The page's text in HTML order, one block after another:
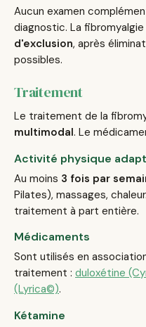
Aucun examen
diagnostic. La
d'exclusion, après
possibles.
Traitement
Le traitement de la
multimodal. Le
Activité physique
Au moins 3 fois par
Pilates), massages,
traitement à part entière.
Médicaments
Sont utilisés en
traitement : duloxétine
(Lyrica©).
Kétamine